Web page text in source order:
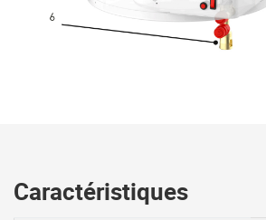
Caractéristiques